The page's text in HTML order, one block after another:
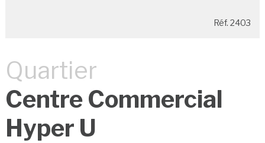
Réf. 2403
Quartier
Centre Commercial
Hyper U